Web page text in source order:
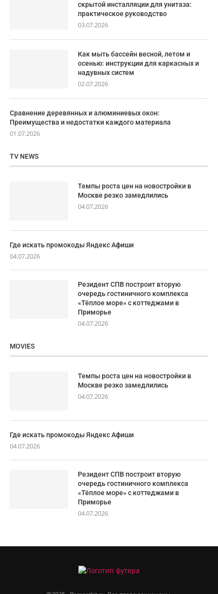
скрытой инсталляции для унитаза:
практическое руководство
03.07.2026
Как мыть бассейн весной, летом и
осенью: инструкции для каркасных и
надувных систем
02.07.2026
Сравнение деревянных и алюминиевых окон:
Преимущества и недостатки каждого материала
01.07.2026
TV NEWS
Темпы роста цен на новостройки в
Москве резко замедлились
04.07.2026
Где искать промокоды Яндекс Афиши
04.07.2026
Резидент СПВ построит вторую
очередь гостиничного комплекса
«Тёплое море» с коттеджами в
Приморье
04.07.2026
MOVIES
Темпы роста цен на новостройки в
Москве резко замедлились
04.07.2026
Где искать промокоды Яндекс Афиши
04.07.2026
Резидент СПВ построит вторую
очередь гостиничного комплекса
«Тёплое море» с коттеджами в
Приморье
04.07.2026